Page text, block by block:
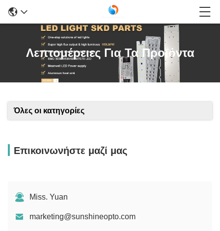
Λεπτομέρειες Για Τα Προϊόντα
Όλες οι κατηγορίες
Επικοινωνήστε μαζί μας
Miss. Yuan
marketing@sunshineopto.com